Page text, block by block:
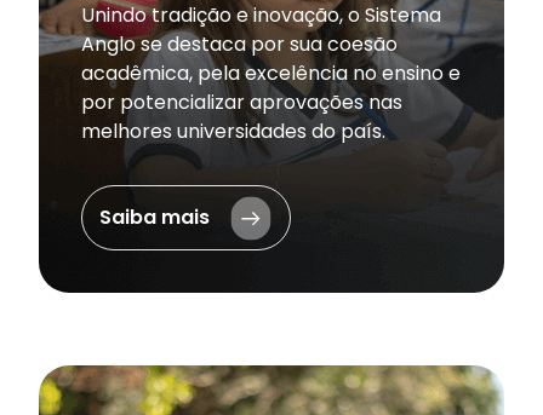
Unindo tradição e inovação, o Sistema
Anglo se destaca por sua coesão
acadêmica, pela excelência no ensino e
por potencializar aprovações nas
melhores universidades do país.
Saiba mais